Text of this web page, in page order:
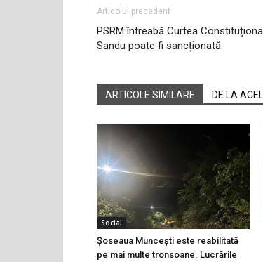
Articolul precedent
PSRM întreabă Curtea
Sandu poate fi sancționată
ARTICOLE SIMILARE DE LA
Social
Șoseaua Muncești este reabilitată
pe mai multe tronsoane. Lucrările